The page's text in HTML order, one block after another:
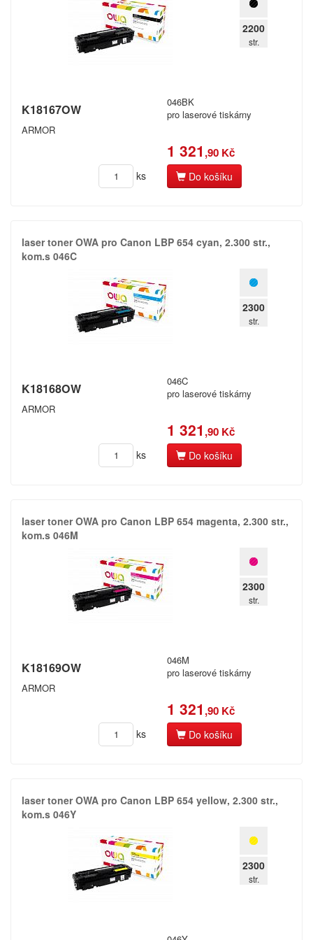
pro kopírovací stroje
Label tape
Pásky
Samolepící štítky
Textilní stuhy
Kazety pro reg. pokladny a bar.válečky
Zaregistrujte se
2200
str.
K18167OW
ARMOR
046BK
pro laserové tiskárny
1 321 ,90 Kč
ks Do košíku
laser toner OWA pro Canon LBP 654 cyan,​ 2.​300 str.​,​
kom.​s 046C
2300
str.
K18168OW
ARMOR
046C
pro laserové tiskárny
1 321 ,90 Kč
ks Do košíku
laser toner OWA pro Canon LBP 654 magenta,​ 2.​300 str.​,​
kom.​s 046M
2300
str.
K18169OW
ARMOR
046M
pro laserové tiskárny
1 321 ,90 Kč
ks Do košíku
laser toner OWA pro Canon LBP 654 yellow,​ 2.​300 str.​,​
kom.​s 046Y
2300
str.